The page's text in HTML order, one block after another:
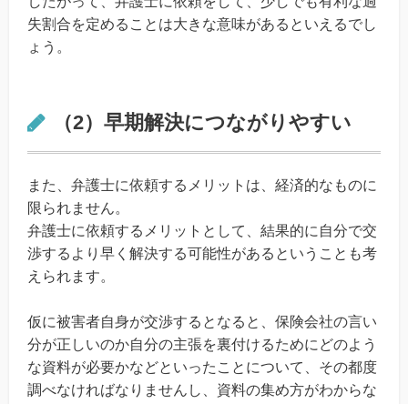
失割合を定めることは大きな意味があるといえるでし
ょう。
（2）早期解決につながりやすい
また、弁護士に依頼するメリットは、経済的なものに
限られません。
弁護士に依頼するメリットとして、結果的に自分で交
渉するより早く解決する可能性があるということも考
えられます。
仮に被害者自身が交渉するとなると、保険会社の言い
分が正しいのか自分の主張を裏付けるためにどのよう
な資料が必要かなどといったことについて、その都度
調べなければなりませんし、資料の集め方がわからな